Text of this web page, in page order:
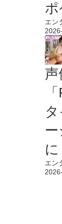
ポ
エン
声
に
エン